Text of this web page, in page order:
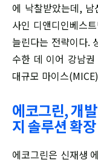
에 낙찰받았는데,
사인 디앤디인베스
늘린다는 전략이다.
수한 데 이어 강남
대규모 마이스
에코그린, 개
지 솔루션 확장
에코그린은 신재생